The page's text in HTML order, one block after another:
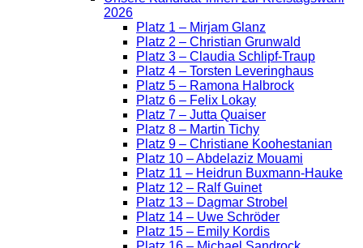
2026
Platz 1 – Mirjam Glanz
Platz 2 – Christian Grunwald
Platz 3 – Claudia Schlipf-Traup
Platz 4 – Torsten Leveringhaus
Platz 5 – Ramona Halbrock
Platz 6 – Felix Lokay
Platz 7 – Jutta Quaiser
Platz 8 – Martin Tichy
Platz 9 – Christiane Koohestanian
Platz 10 – Abdelaziz Mouami
Platz 11 – Heidrun Buxmann-Hauke
Platz 12 – Ralf Guinet
Platz 13 – Dagmar Strobel
Platz 14 – Uwe Schröder
Platz 15 – Emily Kordis